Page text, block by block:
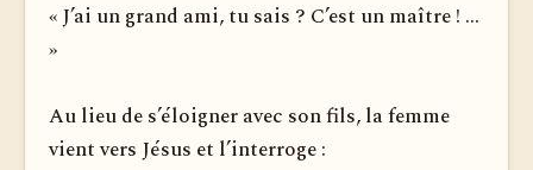
« J’ai un grand ami, tu sais ? C’est un maître ! ...
»
Au lieu de s’éloigner avec son fils, la femme
vient vers Jésus et l’interroge :